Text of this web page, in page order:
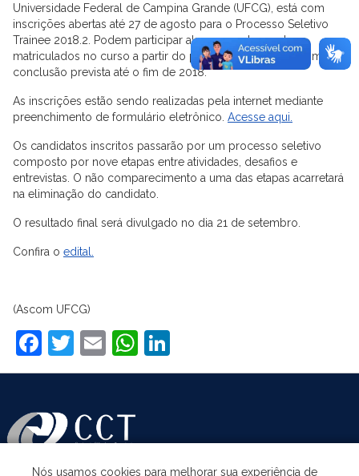
Universidade Federal de Campina Grande (UFCG), está com
inscrições abertas até 27 de agosto para o Processo Seletivo
Trainee 2018.2. Podem participar alunos regularmente
matriculados no curso a partir do primeiro período ou com
conclusão prevista até o fim de 2018.
As inscrições estão sendo realizadas pela internet mediante
preenchimento de formulário eletrônico. Acesse aqui.
Os candidatos inscritos passarão por um processo seletivo
composto por nove etapas entre atividades, desafios e
entrevistas. O não comparecimento a uma das etapas acarretará
na eliminação do candidato.
O resultado final será divulgado no dia 21 de setembro.
Confira o edital.
(Ascom UFCG)
Facebook
Twitter
EmailWhatsApp
Nós usamos cookies para melhorar sua experiência de